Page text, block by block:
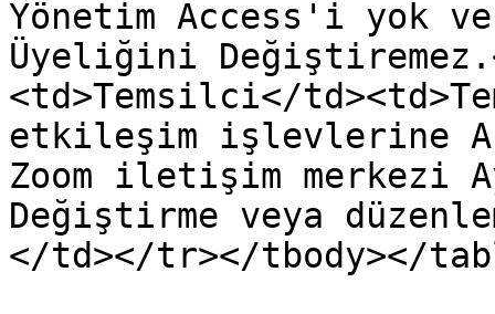
Yönetim Access'i yok
Üyeliğini
<td>Temsilci</
etkileşim işlevlerine
Zoom iletişim merkezi
Değiştirme veya
</td></tr></tbody></